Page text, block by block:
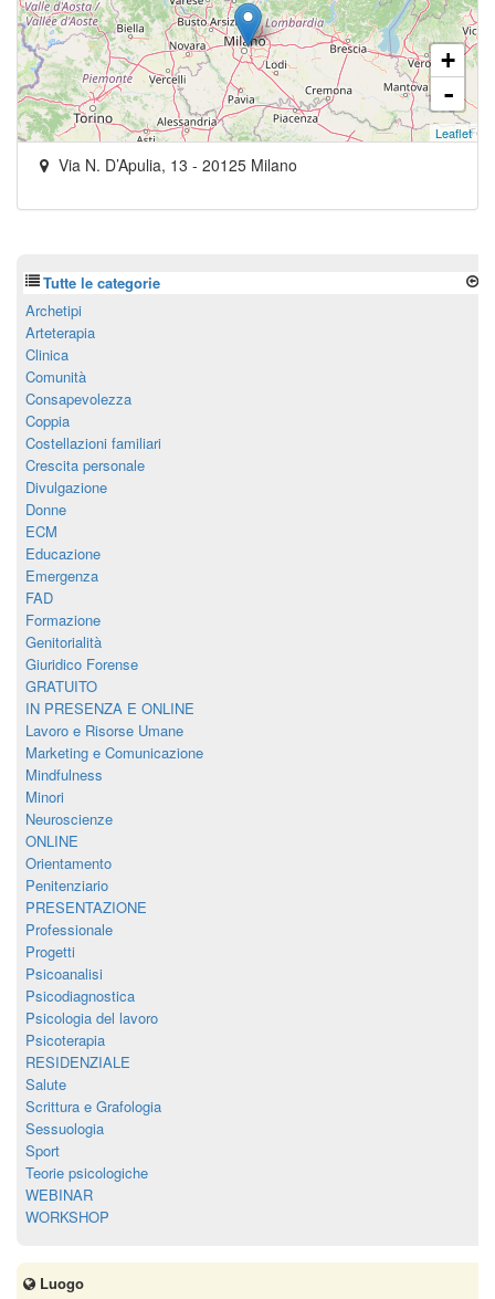
+
-
Leaflet
Via N. D’Apulia, 13 - 20125 Milano
Tutte le categorie
Archetipi
Arteterapia
Clinica
Comunità
Consapevolezza
Coppia
Costellazioni familiari
Crescita personale
Divulgazione
Donne
ECM
Educazione
Emergenza
FAD
Formazione
Genitorialità
Giuridico Forense
GRATUITO
IN PRESENZA E ONLINE
Lavoro e Risorse Umane
Marketing e Comunicazione
Mindfulness
Minori
Neuroscienze
ONLINE
Orientamento
Penitenziario
PRESENTAZIONE
Professionale
Progetti
Psicoanalisi
Psicodiagnostica
Psicologia del lavoro
Psicoterapia
RESIDENZIALE
Salute
Scrittura e Grafologia
Sessuologia
Sport
Teorie psicologiche
WEBINAR
WORKSHOP
Luogo